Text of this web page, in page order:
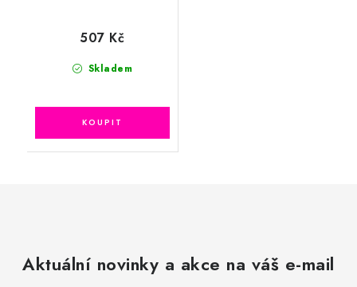
Skladem
507 Kč
Aktuální novinky a akce na váš e-mail